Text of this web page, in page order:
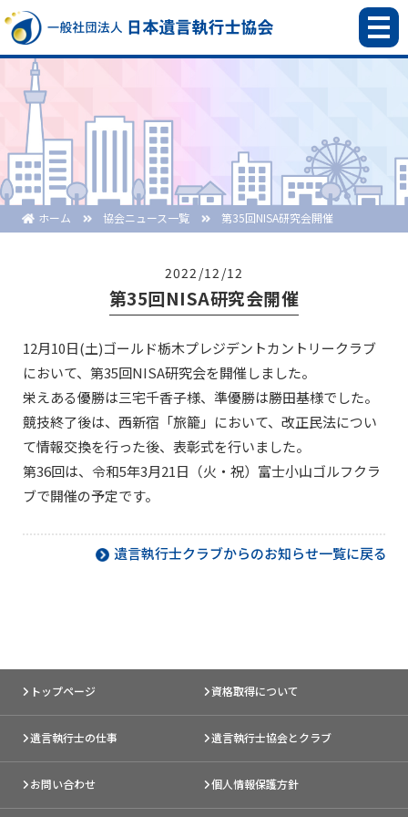
ホーム 協会ニュース一覧 第35回NISA研究会開催
2022/12/12
第35回NISA研究会開催
12月10日(土)ゴールド栃木プレジデントカントリークラブ
において、第35回NISA研究会を開催しました。
栄えある優勝は三宅千香子様、準優勝は勝田基様でした。
競技終了後は、西新宿「旅籠」において、改正民法につい
て情報交換を行った後、表彰式を行いました。
第36回は、令和5年3月21日（火・祝）富士小山ゴルフクラ
ブで開催の予定です。
遺言執行士クラブからのお知らせ一覧に戻る
トップページ 資格取得について
遺言執行士の仕事 遺言執行士協会とクラブ
お問い合わせ 個人情報保護方針